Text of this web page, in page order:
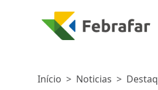
Início > Noticias >